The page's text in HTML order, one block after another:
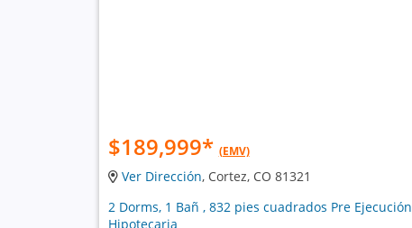
$189,999* (EMV)
Ver Dirección, Cortez, CO 81321
2 Dorms, 1 Bañ , 832 pies cuadrados Pre Ejecución
Hipotecaria